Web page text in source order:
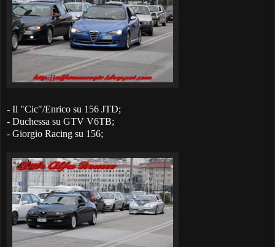
- Il "Cic"/Enrico su 156 JTD;
- Duchessa su GTV V6TB;
- Giorgio Racing su 156;